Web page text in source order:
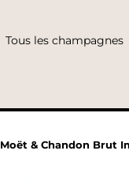
Tous les champagnes
Moët & Chandon Brut